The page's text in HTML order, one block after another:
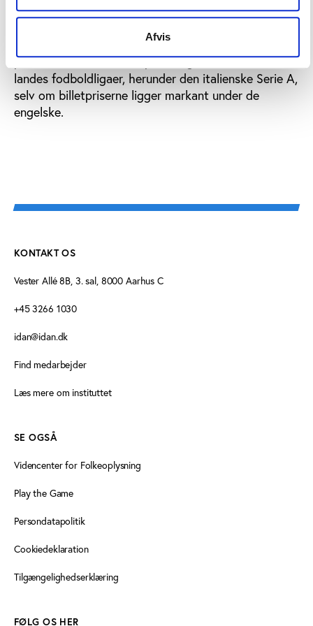
Afvis
Brøndby.
I øvrigt påpeger Football Insider, at der også er
problemer med tilskueropbakningen i flere andre
landes fodboldligaer, herunder den italienske Serie A,
selv om billetpriserne ligger markant under de
engelske.
KONTAKT OS
Vester Allé 8B, 3. sal, 8000 Aarhus C
+45 3266 1030
idan@idan.dk
Find medarbejder
Læs mere om instituttet
SE OGSÅ
Videncenter for Folkeoplysning
Play the Game
Persondatapolitik
Cookiedeklaration
Tilgængelighedserklæring
FØLG OS HER